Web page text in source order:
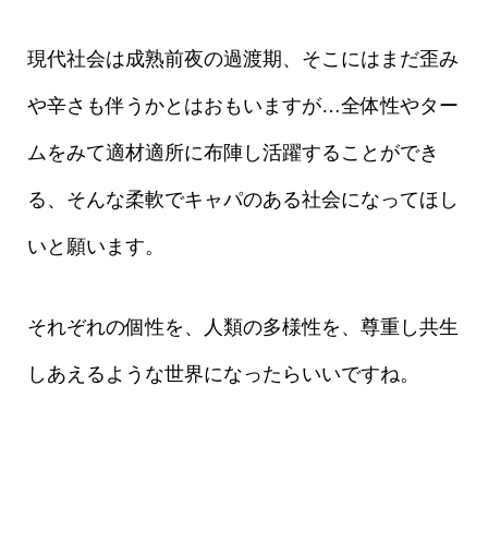
現代社会は成熟前夜の過渡期、そこにはまだ歪み
や辛さも伴うかとはおもいますが…全体性やター
ムをみて適材適所に布陣し活躍することができ
る、そんな柔軟でキャパのある社会になってほし
いと願います。
それぞれの個性を、人類の多様性を、尊重し共生
しあえるような世界になったらいいですね。